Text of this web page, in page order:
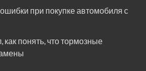
при покупке автомобиля с
как понять, что тормозные